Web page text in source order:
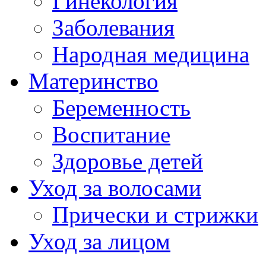
Заболевания
Народная медицина
Материнство
Беременность
Воспитание
Здоровье детей
Уход за волосами
Прически и стрижки
Уход за лицом